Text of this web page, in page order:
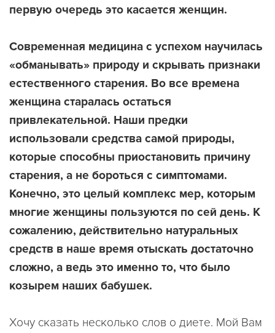
первую очередь это касается женщин.
Современная медицина с успехом научилась
«обманывать» природу и скрывать признаки
естественного старения. Во все времена
женщина старалась остаться
привлекательной. Наши предки
использовали средства самой природы,
которые способны приостановить причину
старения, а не бороться с симптомами.
Конечно, это целый комплекс мер, которым
многие женщины пользуются по сей день. К
сожалению, действительно натуральных
средств в наше время отыскать достаточно
сложно, а ведь это именно то, что было
козырем наших бабушек.
Хочу сказать несколько слов о диете. Мой Вам